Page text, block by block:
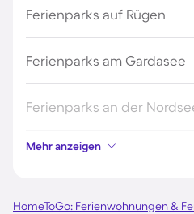
Ferienparks auf Rügen
Ferienparks am Gardasee
Ferienparks an der
Ferienparks in Kroatien
Ferienparks in Österreich
Mehr anzeigen
HomeToGo: Ferienwohnungen &